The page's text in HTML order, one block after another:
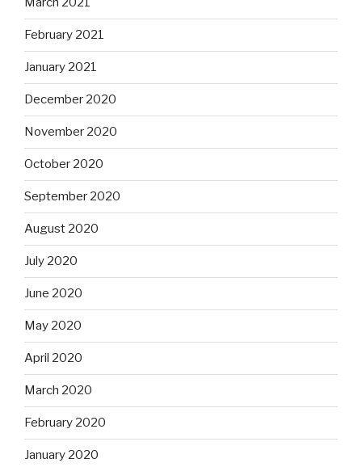
February 2021
January 2021
December 2020
November 2020
October 2020
September 2020
August 2020
July 2020
June 2020
May 2020
April 2020
March 2020
February 2020
January 2020